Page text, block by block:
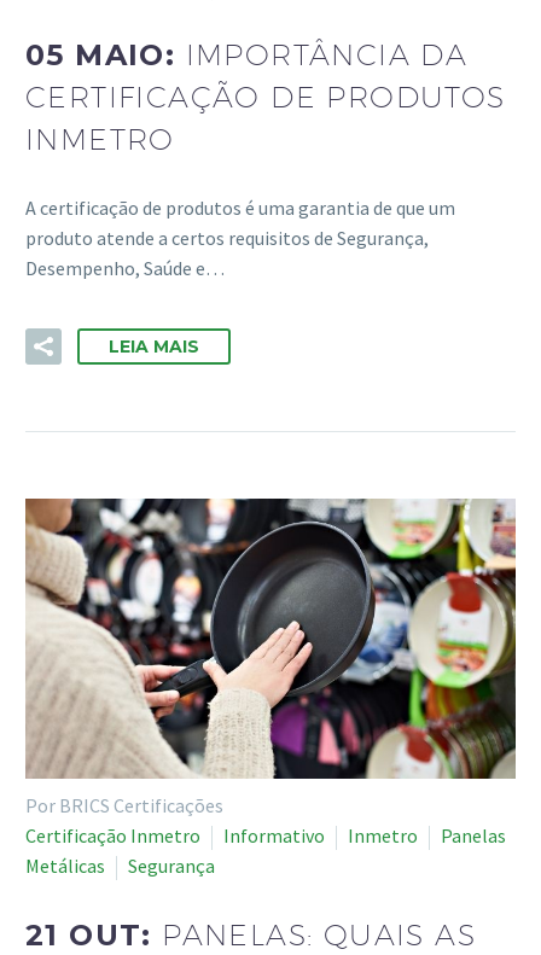
05 MAIO: IMPORTÂNCIA DA
CERTIFICAÇÃO DE PRODUTOS
INMETRO
A certificação de produtos é uma garantia de que um
produto atende a certos requisitos de Segurança,
Desempenho, Saúde e…
LEIA MAIS
Por BRICS Certificações
Certificação Inmetro
Informativo Inmetro
Panelas
Metálicas
Segurança
21 OUT: PANELAS: QUAIS AS